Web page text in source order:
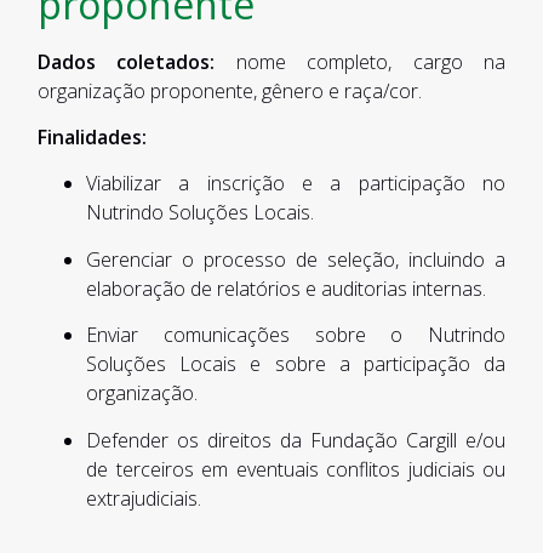
Dados coletados: nome completo, cargo na
organização proponente, gênero e raça/cor.
Finalidades:
Viabilizar a inscrição e a participação no
Nutrindo Soluções Locais.
Gerenciar o processo de seleção, incluindo a
elaboração de relatórios e auditorias internas.
Enviar comunicações sobre o Nutrindo
Soluções Locais e sobre a participação da
organização.
Defender os direitos da Fundação Cargill e/ou
de terceiros em eventuais conflitos judiciais ou
extrajudiciais.